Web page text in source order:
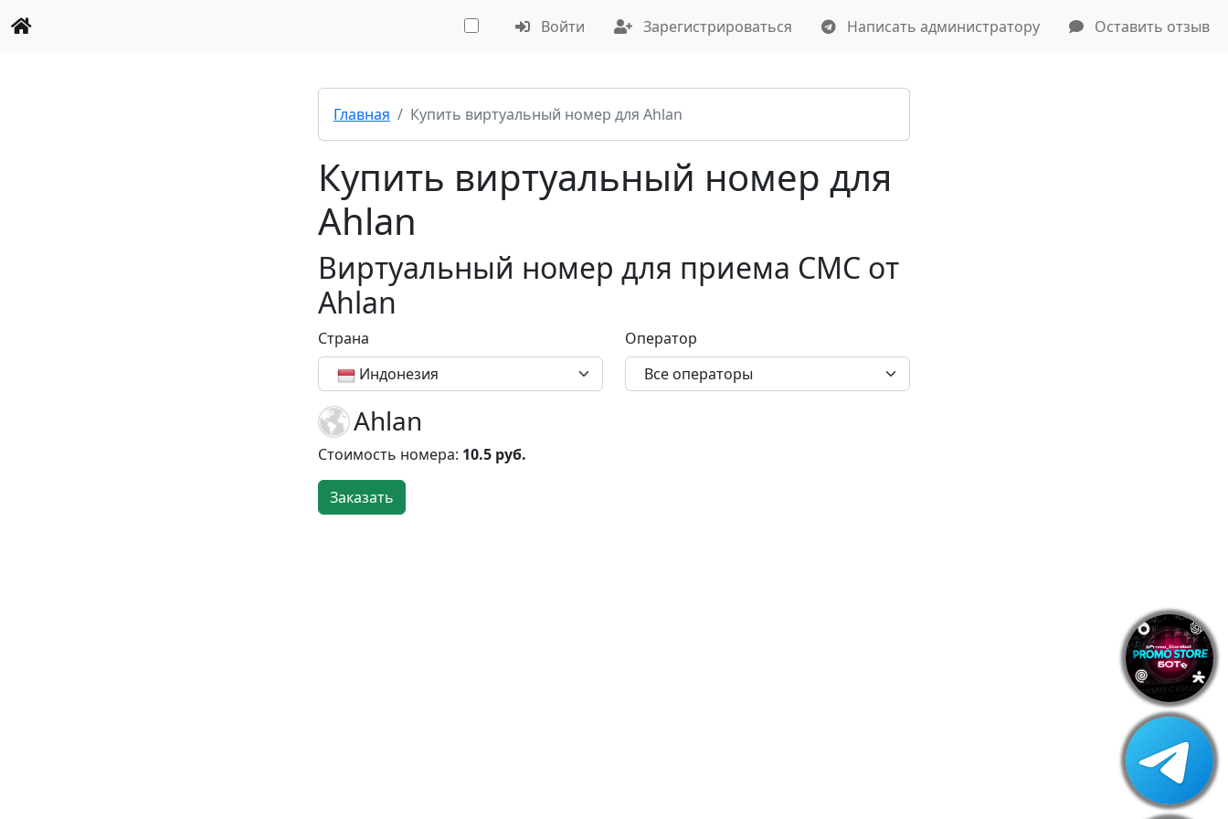
Войти Зарегистрироваться Написать администратору Оставить отзыв
Главная Купить виртуальный номер для Ahlan
Купить виртуальный номер для
Ahlan
Виртуальный номер для приема СМС от
Ahlan
Страна
Индонезия
Оператор
Все операторы
Ahlan
Стоимость номера: 10.5 руб.
Заказать